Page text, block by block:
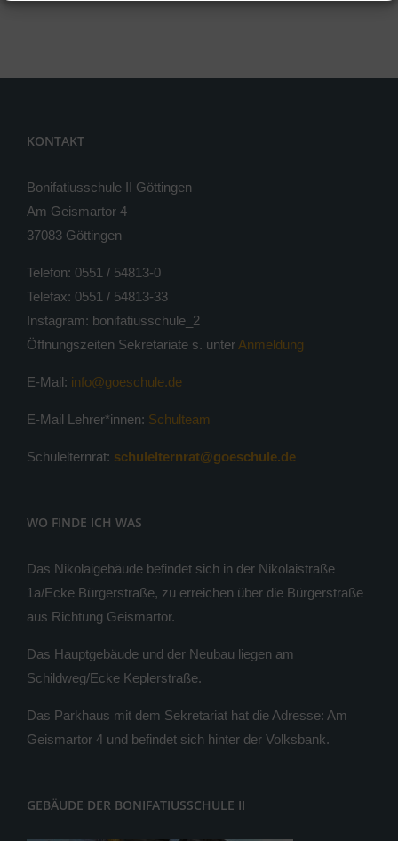
KONTAKT
Bonifatiusschule II Göttingen
Am Geismartor 4
37083 Göttingen
Telefon: 0551 / 54813-0
Telefax: 0551 / 54813-33
Instagram: bonifatiusschule_2
Öffnungszeiten Sekretariate s. unter Anmeldung
E-Mail: info@goeschule.de
E-Mail Lehrer*innen: Schulteam
Schulelternrat: schulelternrat@goeschule.de
WO FINDE ICH WAS
Das Nikolaigebäude befindet sich in der Nikolaistraße
1a/Ecke Bürgerstraße, zu erreichen über die Bürgerstraße
aus Richtung Geismartor.
Das Hauptgebäude und der Neubau liegen am
Schildweg/Ecke Keplerstraße.
Das Parkhaus mit dem Sekretariat hat die Adresse: Am
Geismartor 4 und befindet sich hinter der Volksbank.
GEBÄUDE DER BONIFATIUSSCHULE II